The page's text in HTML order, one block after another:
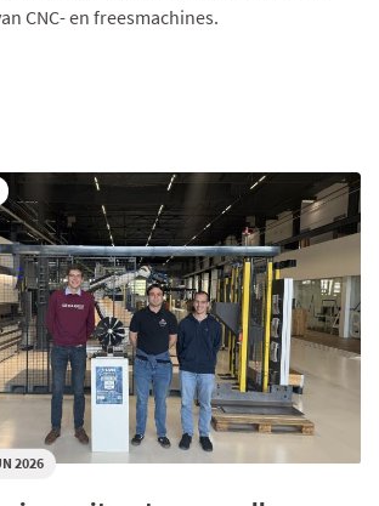
CNC- en freesmachines.
2026